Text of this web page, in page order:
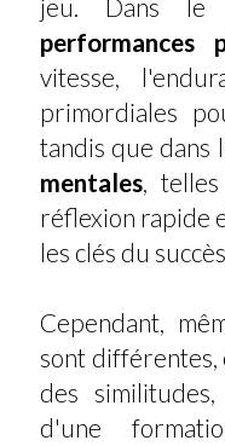
jeu. Dans le
performances
vitesse,
primordiales
tandis que dans
mentales,
réflexion rapide
les clés du
Cependant,
sont différentes,
des
d'une